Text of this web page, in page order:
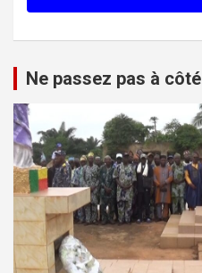
Ne passez pas à côté